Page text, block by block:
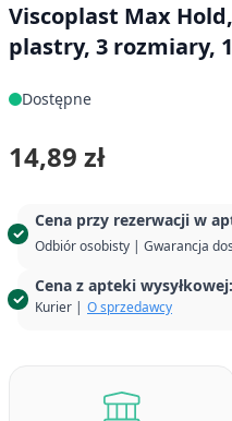
Viscoplast Max
plastry, 3 rozmiary,
Dostępne
Cena przy rezerwacji w
Odbiór osobisty | Gwarancja
Cena z apteki wysyłkowej:
Kurier | O sprzedawcy
14,89 zł